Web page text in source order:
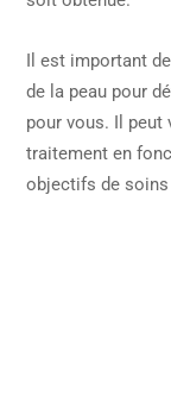
Il est important
de la peau pour
pour vous. Il peut
traitement en
objectifs de soins